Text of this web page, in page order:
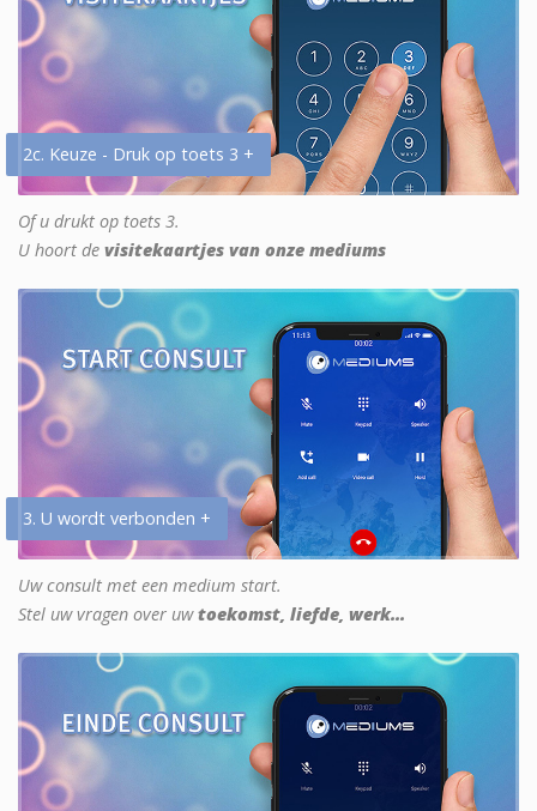
2c. Keuze - Druk op toets 3 +
Of u drukt op toets 3.
U hoort de visitekaartjes van onze mediums
3. U wordt verbonden +
Uw consult met een medium start.
Stel uw vragen over uwtoekomst, liefde, werk...